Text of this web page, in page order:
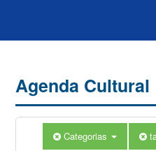
Agenda Cultural
Categorias